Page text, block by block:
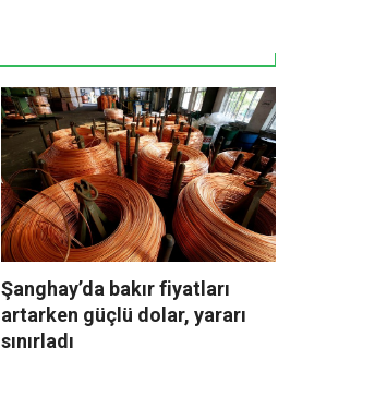
Şanghay’da bakır fiyatları
artarken güçlü dolar, yararı
sınırladı